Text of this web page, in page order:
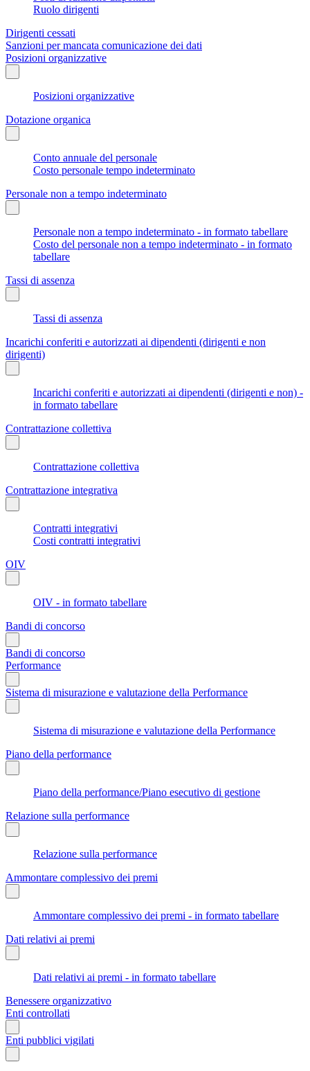
Ruolo dirigenti
Dirigenti cessati
Sanzioni per mancata comunicazione dei dati
Posizioni organizzative
Posizioni organizzative
Dotazione organica
Conto annuale del personale
Costo personale tempo indeterminato
Personale non a tempo indeterminato
Personale non a tempo indeterminato - in formato tabellare
Costo del personale non a tempo indeterminato - in formato
tabellare
Tassi di assenza
Tassi di assenza
Incarichi conferiti e autorizzati ai dipendenti (dirigenti e non
dirigenti)
Incarichi conferiti e autorizzati ai dipendenti (dirigenti e non) -
in formato tabellare
Contrattazione collettiva
Contrattazione collettiva
Contrattazione integrativa
Contratti integrativi
Costi contratti integrativi
OIV
OIV - in formato tabellare
Bandi di concorso
Bandi di concorso
Performance
Sistema di misurazione e valutazione della Performance
Sistema di misurazione e valutazione della Performance
Piano della performance
Piano della performance/Piano esecutivo di gestione
Relazione sulla performance
Relazione sulla performance
Ammontare complessivo dei premi
Ammontare complessivo dei premi - in formato tabellare
Dati relativi ai premi
Dati relativi ai premi - in formato tabellare
Benessere organizzativo
Enti controllati
Enti pubblici vigilati